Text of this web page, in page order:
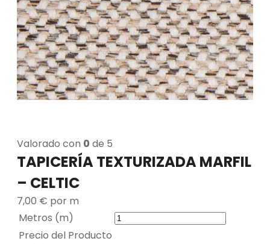
Valorado con 0 de 5
TAPICERÍA TEXTURIZADA MARFIL
– CELTIC
7,00 € por m
Metros (m)
Precio del Producto